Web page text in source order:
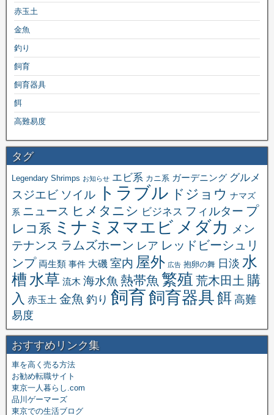
赤玉土
金魚
釣り
飼育
飼育器具
餌
高難易度
タグ
Legendary Shrimps お知らせ エビ系 カニ系 ガーデニング グルメ
スジエビ ソイル トラブル ドジョウ ナマズ
系 ニュース ヒメタニシ ビジネス フィルター プ
レコ系 ミナミヌマエビ メダカ
メン
テナンス ラムズホーン レア レッドビーシュリ
ンプ 両生類 事件 大磯 室内 屋外 広告 抱卵の舞 日淡 水
槽 水草 流木 海水魚 熱帯魚 繁殖 荒木田土 購
入 赤玉土 金魚 釣り 飼育飼育器具餌 高難
易度
おすすめリンク集
車を高く売る方法
お勧め転職サイト
東京一人暮らし.com
品川ゲーマーズ
東京での生活ブログ